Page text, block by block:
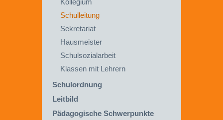
Kollegium
Schulleitung
Sekretariat
Hausmeister
Schulsozialarbeit
Klassen mit Lehrern
Schulordnung
Leitbild
Pädagogische Schwerpunkte